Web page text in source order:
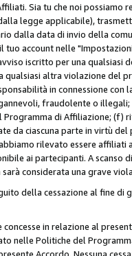
Sia tu che noi possiamo
legge applicabile),
dalla data di invio della
tuo account nelle
iscritto per una qualsiasi
altra violazione del
in connessione con
fraudolente o illegali;
Programma di Affiliazione; (f)
da ciascuna parte in virtù del
rilevato essere affiliati
ai partecipanti. A scanso
considerata una grave
della cessazione al fine di
in relazione al
nelle Politiche del
Accordo. Nessuna